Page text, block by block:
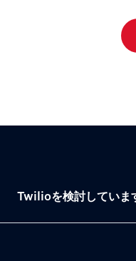
Twilioを検討していま